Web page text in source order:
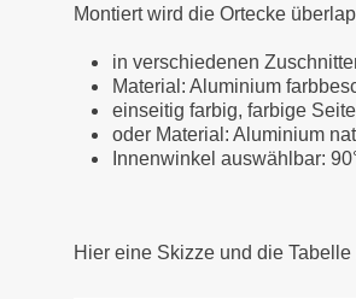
Montiert wird die Ortecke
in verschiedenen
Material: Aluminium
einseitig farbig, farbige
oder Material: Aluminium
Innenwinkel auswählbar:
Hier eine Skizze und die